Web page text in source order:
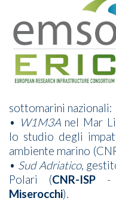
sottomarini nazionali:
• W1M3Anel Mar
lo studio degli
ambiente marino
• Sud Adriatico,
Polari (CNR-ISP -
Miserocchi).